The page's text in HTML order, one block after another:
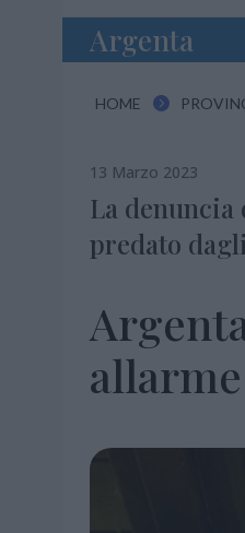
Argenta
HOME 
13 Marzo 2023
La
predato